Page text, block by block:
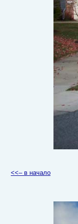
<<– в начало